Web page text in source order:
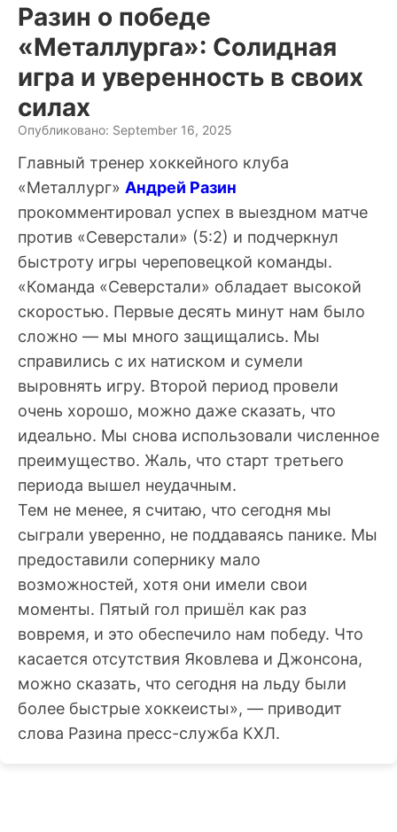
Разин о победе
«Металлурга»: Солидная
игра и уверенность в своих
силах
Опубликовано: September 16, 2025
Главный тренер хоккейного клуба
«Металлург» Андрей Разин
прокомментировал успех в выездном матче
против «Северстали» (5:2) и подчеркнул
быстроту игры череповецкой команды.
«Команда «Северстали» обладает высокой
скоростью. Первые десять минут нам было
сложно — мы много защищались. Мы
справились с их натиском и сумели
выровнять игру. Второй период провели
очень хорошо, можно даже сказать, что
идеально. Мы снова использовали численное
преимущество. Жаль, что старт третьего
периода вышел неудачным.
Тем не менее, я считаю, что сегодня мы
сыграли уверенно, не поддаваясь панике. Мы
предоставили сопернику мало
возможностей, хотя они имели свои
моменты. Пятый гол пришёл как раз
вовремя, и это обеспечило нам победу. Что
касается отсутствия Яковлева и Джонсона,
можно сказать, что сегодня на льду были
более быстрые хоккеисты», — приводит
слова Разина пресс-служба КХЛ.